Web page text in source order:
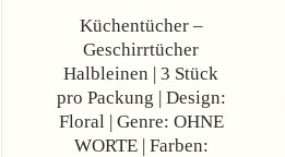
Küchentücher –
Geschirrtücher
Halbleinen | 3 Stück
pro Packung | Design:
Floral | Genre: OHNE
WORTE | Farben: